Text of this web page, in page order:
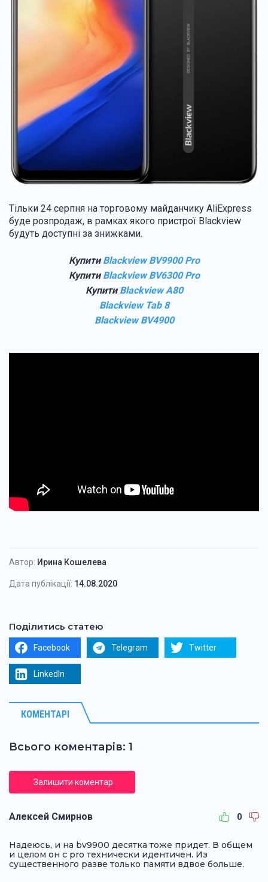
Тільки 24 серпня на торговому майданчику AliExpress
буде розпродаж, в рамках якого пристрої Blackview
будуть доступні за знижками.
Купити Blackview BV9900 Pro
Купити Blackview BV6300 Pro
Купити Blackview A80
Blackview Tab 8
Blackview BV4900
Автор: Ирина Кошелева
Дата публікації: 14.08.2020
Поділитись статею
Facebook Telegram Twitter
LinkedIn
КОМЕНТАРІ
Всього коментарів: 1
Залишити коментар
Алексей Смирнов 0
Надеюсь, и на bv9900 десятка тоже придет. В общем
и целом он с pro технически идентичен. Из
существенного разве только памяти вдвое больше.